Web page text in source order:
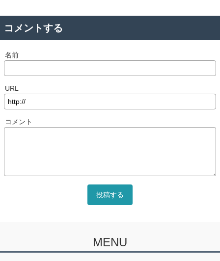
コメントする
名前
URL
コメント
MENU